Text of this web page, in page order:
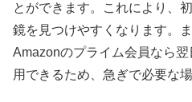
とができます。これにより、
鏡を見つけやすくなります。
Amazonのプライム会員なら
用できるため、急ぎで必要な